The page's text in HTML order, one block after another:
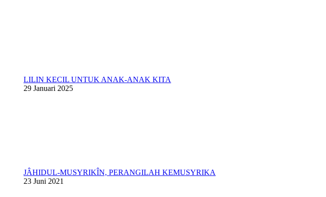
LILIN KECIL UNTUK ANAK-ANAK KITA
29 Januari 2025
JÂHIDUL-MUSYRIKÎN, PERANGILAH KEMUSYRIKA
23 Juni 2021